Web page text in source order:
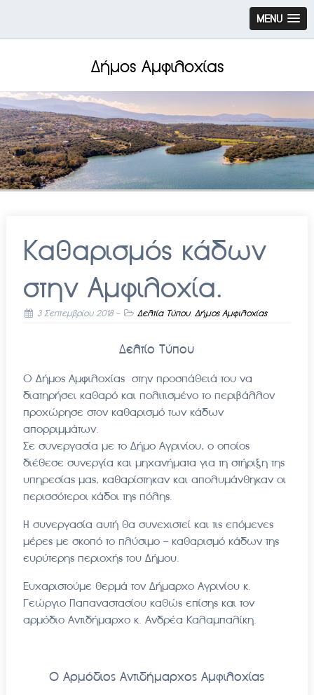
MENU
Δήμος Αμφιλοχίας
Καθαρισμός κάδων
στην Αμφιλοχία.
3 Σεπτεμβρίου 2018- Δελτία Τύπου, Δήμος Αμφιλοχίας
Δελτίο Τύπου
Ο Δήμος Αμφιλοχίας στην προσπάθειά του να
διατηρήσει καθαρό και πολιτισμένο το περιβάλλον
προχώρησε στον καθαρισμό των κάδων
απορριμμάτων.
Σε συνεργασία με το Δήμο Αγρινίου, ο οποίος
διέθεσε συνεργία και μηχανήματα για τη στήριξη της
υπηρεσίας μας, καθαρίστηκαν και απολυμάνθηκαν οι
περισσότεροι κάδοι της πόλης.
Η συνεργασία αυτή θα συνεχιστεί και τις επόμενες
μέρες με σκοπό το πλύσιμο – καθαρισμό κάδων της
ευρύτερης περιοχής του Δήμου.
Ευχαριστούμε θερμά τον Δήμαρχο Αγρινίου κ.
Γεώργιο Παπαναστασίου καθώς επίσης και τον
αρμόδιο Αντιδήμαρχο κ. Ανδρέα Καλαμπαλίκη.
Ο Αρμόδιος Αντιδήμαρχος Αμφιλοχίας